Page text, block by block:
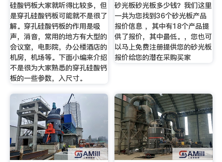
硅酸钙板大家就听得比较多，但
是穿孔硅酸钙板可能就不是很了
解。穿孔硅酸钙板的作用是吸
声，消音，常用的地方有大型的
会议室，电影院，办公楼酒店的
机房，机场等。下面小编来介绍
不是很为大家熟悉的穿孔硅酸钙
板的一些参数，入尺寸。
砂光板砂光板多少钱？我们这里
一共为您找到36个砂光板产品
报价信息 ，其中有18个产品提
供了报价，其中最低。，您也可
以马上免费注册提供您的砂光板
报价给您的潜在采购买家